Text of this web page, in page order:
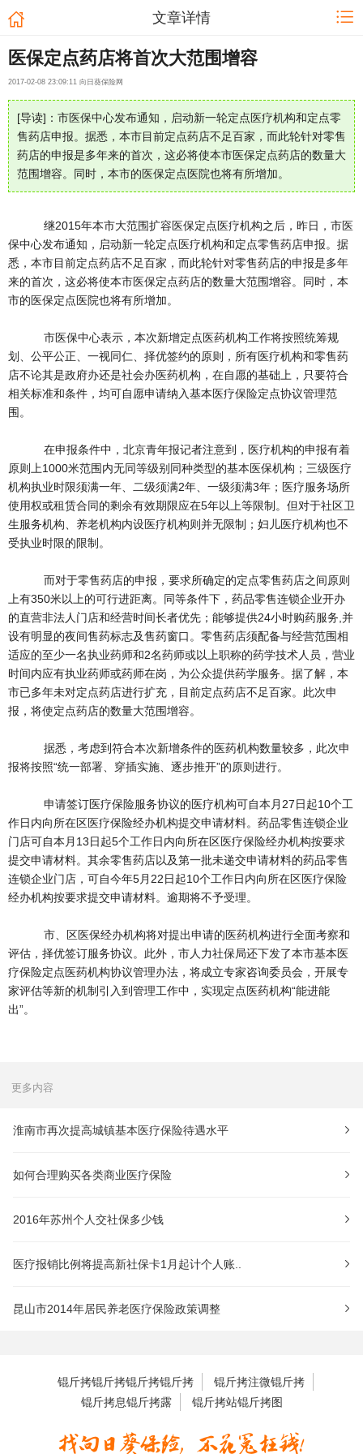
文章详情
医保定点药店将首次大范围增容
2017-02-08 23:09:11 向日葵保险网
[导读]：市医保中心发布通知，启动新一轮定点医疗机构和定点零
售药店申报。据悉，本市目前定点药店不足百家，而此轮针对零售
药店的申报是多年来的首次，这必将使本市医保定点药店的数量大
范围增容。同时，本市的医保定点医院也将有所增加。
继2015年本市大范围扩容医保定点医疗机构之后，昨日，市医
保中心发布通知，启动新一轮定点医疗机构和定点零售药店申报。据
悉，本市目前定点药店不足百家，而此轮针对零售药店的申报是多年
来的首次，这必将使本市医保定点药店的数量大范围增容。同时，本
市的医保定点医院也将有所增加。
市医保中心表示，本次新增定点医药机构工作将按照统筹规
划、公平公正、一视同仁、择优签约的原则，所有医疗机构和零售药
店不论其是政府办还是社会办医药机构，在自愿的基础上，只要符合
相关标准和条件，均可自愿申请纳入基本医疗保险定点协议管理范
围。
在申报条件中，北京青年报记者注意到，医疗机构的申报有着
原则上1000米范围内无同等级别同种类型的基本医保机构；三级医疗
机构执业时限须满一年、二级须满2年、一级须满3年；医疗服务场所
使用权或租赁合同的剩余有效期限应在5年以上等限制。但对于社区卫
生服务机构、养老机构内设医疗机构则并无限制；妇儿医疗机构也不
受执业时限的限制。
而对于零售药店的申报，要求所确定的定点零售药店之间原则
上有350米以上的可行进距离。同等条件下，药品零售连锁企业开办
的直营非法人门店和经营时间长者优先；能够提供24小时购药服务,并
设有明显的夜间售药标志及售药窗口。零售药店须配备与经营范围相
适应的至少一名执业药师和2名药师或以上职称的药学技术人员，营业
时间内应有执业药师或药师在岗，为公众提供药学服务。据了解，本
市已多年未对定点药店进行扩充，目前定点药店不足百家。此次申
报，将使定点药店的数量大范围增容。
据悉，考虑到符合本次新增条件的医药机构数量较多，此次申
报将按照“统一部署、穿插实施、逐步推开”的原则进行。
申请签订医疗保险服务协议的医疗机构可自本月27日起10个工
作日内向所在区医疗保险经办机构提交申请材料。药品零售连锁企业
门店可自本月13日起5个工作日内向所在区医疗保险经办机构按要求
提交申请材料。其余零售药店以及第一批未递交申请材料的药品零售
连锁企业门店，可自今年5月22日起10个工作日内向所在区医疗保险
经办机构按要求提交申请材料。逾期将不予受理。
市、区医保经办机构将对提出申请的医药机构进行全面考察和
评估，择优签订服务协议。此外，市人力社保局还下发了本市基本医
疗保险定点医药机构协议管理办法，将成立专家咨询委员会，开展专
家评估等新的机制引入到管理工作中，实现定点医药机构“能进能
出”。
更多内容
淮南市再次提高城镇基本医疗保险待遇水平
如何合理购买各类商业医疗保险
2016年苏州个人交社保多少钱
医疗报销比例将提高新社保卡1月起计个人账..
昆山市2014年居民养老医疗保险政策调整
锟斤拷锟斤拷锟斤拷锟斤拷
锟斤拷注微锟斤拷
锟斤拷息锟斤拷露
锟斤拷站锟斤拷图